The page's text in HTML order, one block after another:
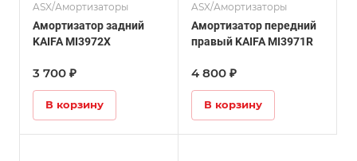
ASX/Амортизаторы
Амортизатор задний
KAIFA MI3972X
3 700 ₽
В корзину
ASX/Амортизаторы
Амортизатор передний
правый KAIFA MI3971R
4 800 ₽
В корзину